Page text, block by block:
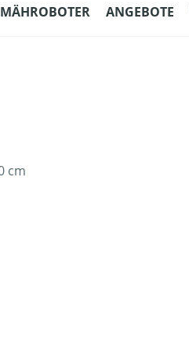
MÄHROBOTER ANGEBOTE